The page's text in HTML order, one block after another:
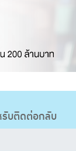
รับติดต่อกลับ